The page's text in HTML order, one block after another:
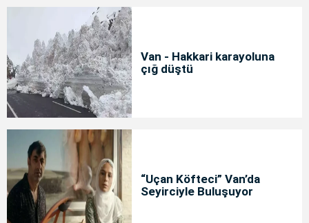
Van - Hakkari karayoluna
çığ düştü
“Uçan Köfteci” Van’da
Seyirciyle Buluşuyor